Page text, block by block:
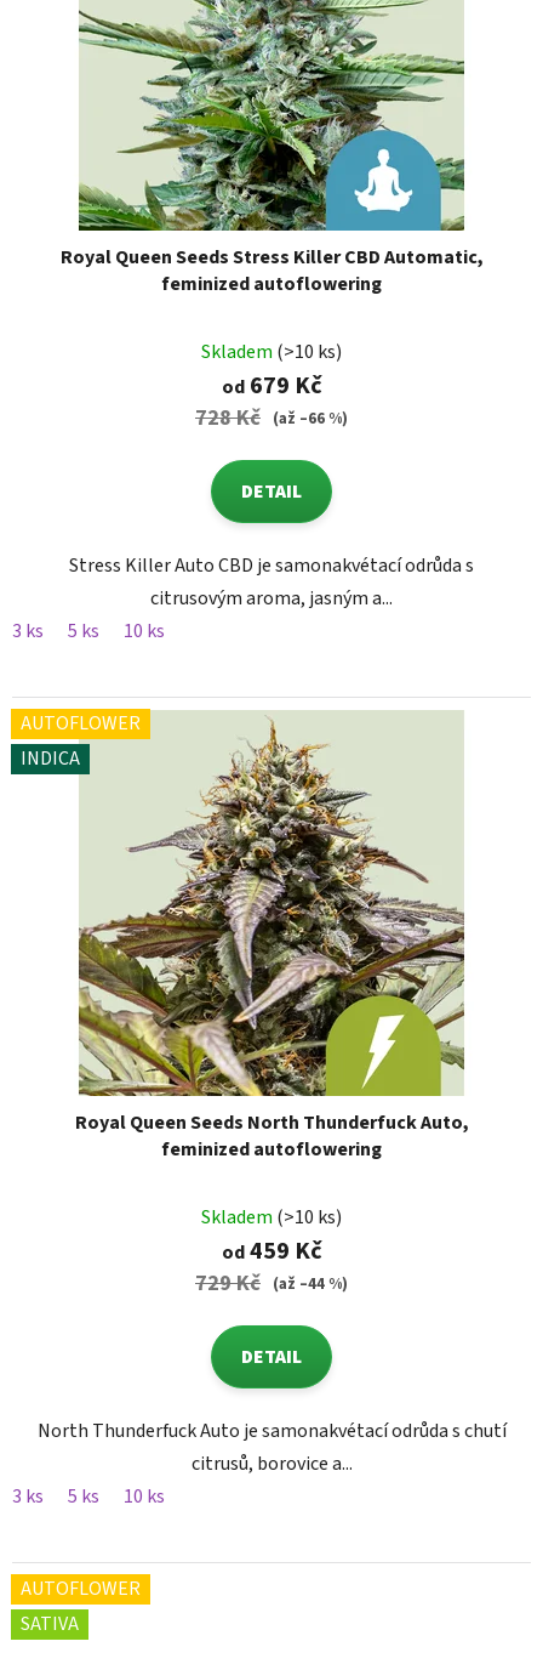
Royal Queen Seeds Stress Killer CBD Automatic,
feminized autoflowering
Skladem (>10 ks)
od679 Kč
728 Kč (až –66 %)
DETAIL
Stress Killer Auto CBD je samonakvétací odrůda s
citrusovým aroma, jasným a...
3 ks
5 ks 10 ks
AUTOFLOWER
INDICA
Royal Queen Seeds North Thunderfuck Auto,
feminized autoflowering
Skladem (>10 ks)
od459 Kč
729 Kč (až –44 %)
DETAIL
North Thunderfuck Auto je samonakvétací odrůda s chutí
citrusů, borovice a...
3 ks
5 ks 10 ks
AUTOFLOWER
SATIVA